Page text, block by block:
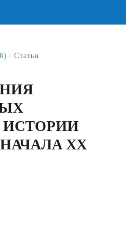
/ Статьи
XX